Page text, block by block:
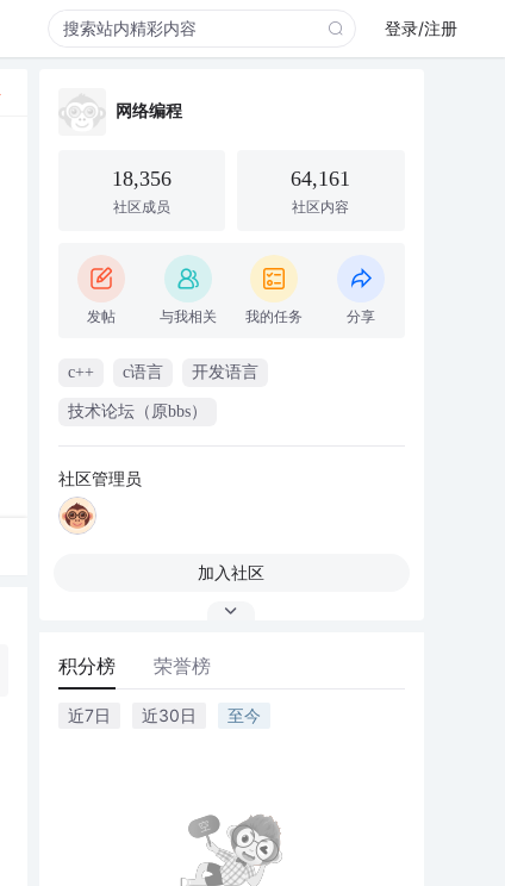
登录/注册
网络编程
18,356
社区成员
64,161
社区内容
发帖 与我相关 我的任务 分享
c++ c语言 开发语言
技术论坛（原bbs）
社区管理员
加入社区
积分榜 荣誉榜
近7日 近30日 至今